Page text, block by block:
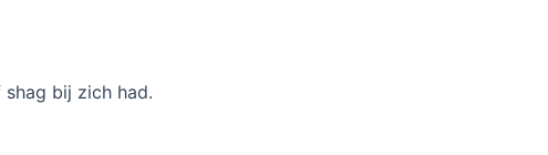
bij zich had.